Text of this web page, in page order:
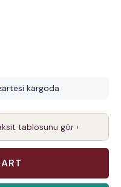
kargoda
tablosunu gör ›